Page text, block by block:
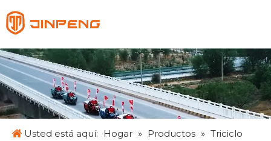
Français
Pусский
Usted está aquí: Hogar » Productos » Triciclo